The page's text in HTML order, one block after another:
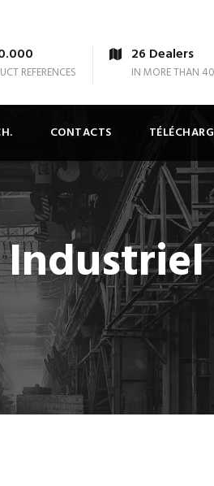
REFERENCES
26 Dealers
IN MORE THAN
CONTACTS